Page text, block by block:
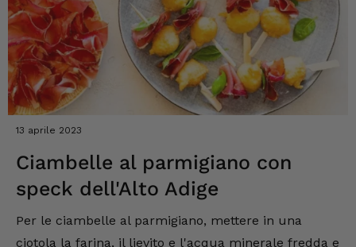
13 aprile 2023
Ciambelle al parmigiano con
speck dell'Alto Adige
Per le ciambelle al parmigiano, mettere in una
ciotola la farina, il lievito e l'acqua minerale fredda e